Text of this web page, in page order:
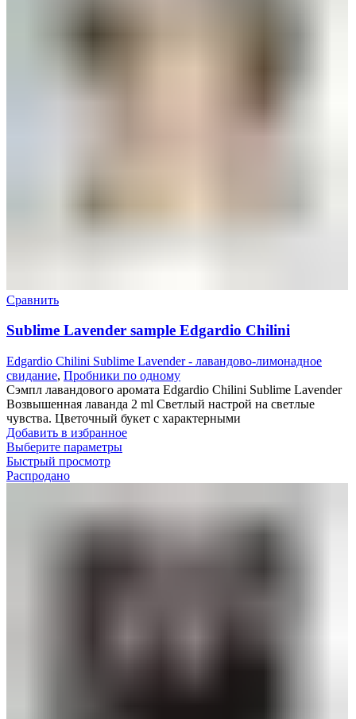
Сравнить
Sublime Lavender sample Edgardio Chilini
Edgardio Chilini Sublime Lavender - лавандово-лимонадное
свидание, Пробники по одному
Сэмпл лавандового аромата Edgardio Chilini Sublime Lavender
Возвышенная лаванда 2 ml Светлый настрой на светлые
чувства. Цветочный букет с характерными
Добавить в избранное
Выберите параметры
Быстрый просмотр
Распродано